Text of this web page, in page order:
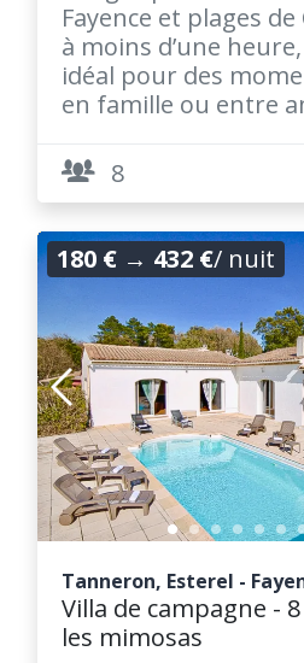
Fayence et plages
à moins d’une heure,
idéal pour des
en famille ou entre
8
180 € → 432 €/ nuit
Tanneron, Esterel -
Villa de campagne -
les mimosas